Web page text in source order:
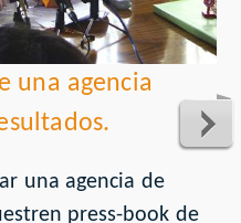
una agencia
una agencia de
press-book de